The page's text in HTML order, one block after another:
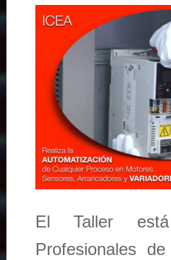
El Taller
Profesionales